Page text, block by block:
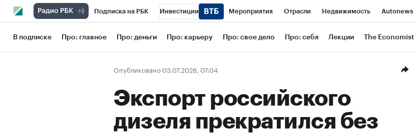
Подписка на РБК Инвестиции Мероприятия Отрасли Недвижимость Autonews
Школа управления РБК РБК Образование РБК Life Тренды Визионеры
Рынок наличной валюты
В подписке Про: главное Про: деньги Про: карьеру Про: свое дело Про: себя Лекции The Economist
Опубликовано 03.07.2026, 07:04
Экспорт российского
дизеля прекратился без